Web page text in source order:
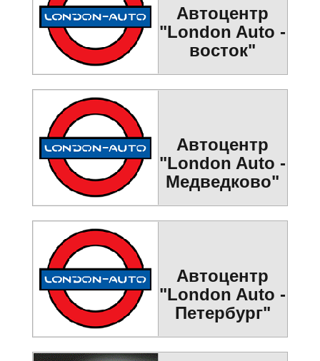
Автоцентр
"London Auto -
восток"
Автоцентр
"London Auto -
Медведково"
Автоцентр
"London Auto -
Петербург"